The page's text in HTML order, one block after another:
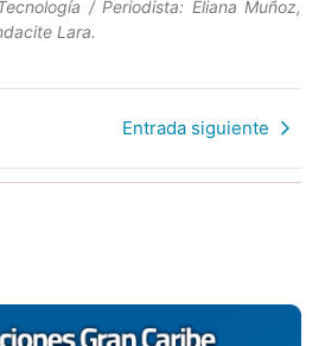
/ Periodista: Eliana Muñoz,
Lara.
Entrada siguiente